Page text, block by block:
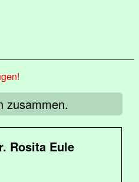
zusammen.
Rosita Eule